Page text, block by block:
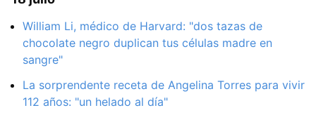
William Li, médico de Harvard: "dos tazas de
chocolate negro duplican tus células madre en
sangre"
La sorprendente receta de Angelina Torres para vivir
112 años: "un helado al día"